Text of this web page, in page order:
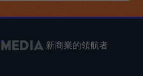
新商業的領航者